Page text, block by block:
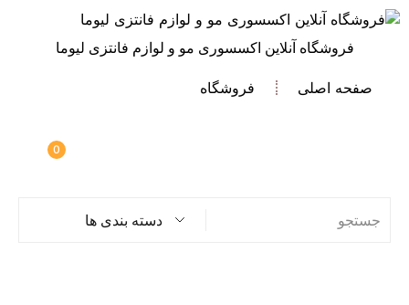
فروشگاه آنلاین اکسسوری مو و لوازم فانتزی لیوما
صفحه اصلی فروشگاه
0
دسته بندی ها